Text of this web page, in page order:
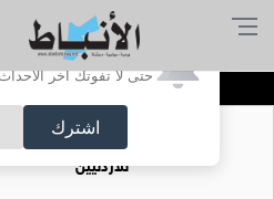
أترغب في
حتى لا تفوتك آخر الأحداث
اشترك
ندوة
حقل الريشة حين
للأردنيين